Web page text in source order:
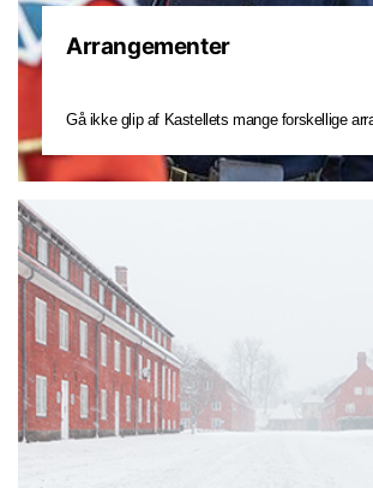
Arrangementer
Gå ikke glip af Kastellets mange forskellige